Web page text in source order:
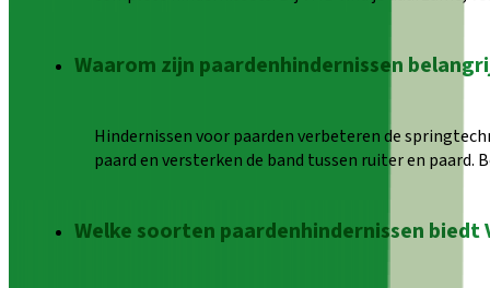
Waarom zijn paardenhindernissen
Hindernissen voor paarden verbeteren de
paard en versterken de band tussen ruiter en
Welke soorten paardenhindernissen biedt